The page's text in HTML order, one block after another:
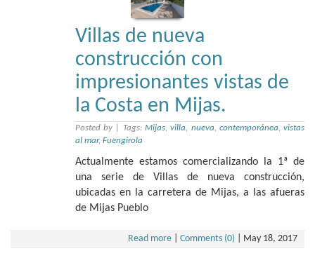
Villas de nueva
construcción con
impresionantes vistas de
la Costa en Mijas.
Posted by Tags: Mijas ,villa nueva contemporánea ,vistas
al mar, Fuengirola
Actualmente estamos comercializando la 1ª de
una serie de Villas de nueva construcción,
ubicadas en la carretera de Mijas, a las afueras
de Mijas Pueblo
Read more Comments (0) May 18, 2017